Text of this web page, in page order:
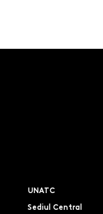
UNATC
Sediul Central